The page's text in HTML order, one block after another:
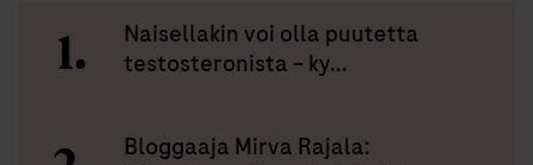
Naisellakin voi olla puutetta
testosteronista – ky...
Bloggaaja Mirva Rajala: